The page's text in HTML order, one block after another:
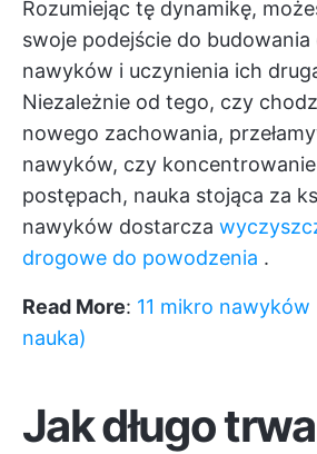
Rozumiejąc tę dynamikę,
swoje podejście do
nawyków i uczynienia ich
Niezależnie od tego, czy
nowego zachowania,
nawyków, czy koncentrowanie
postępach, nauka stojąca za
nawyków dostarcza
drogowe do powodzenia .
Read More: 11 mikro
nauka)
Jak długo trwa